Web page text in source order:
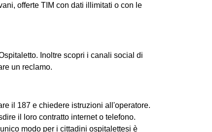
offerte TIM con dati illimitati o con le
Inoltre scopri i canali social di
un reclamo.
il 187 e chiedere istruzioni all'operatore.
il loro contratto internet o telefono.
modo per i cittadini ospitalettesi è